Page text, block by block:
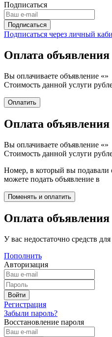
Подписаться
Подписаться через личный
Оплата объявления
Вы оплачиваете объявление «»
Стоимость данной услуги
Оплата объявления
Вы оплачиваете объявление «»
Стоимость данной услуги
Номер, в который вы
можете подать объявление в
Оплата объявления
У вас недостаточно средств
Пополнить
Авторизация
Регистрация
Забыли пароль?
Восстановление пароля